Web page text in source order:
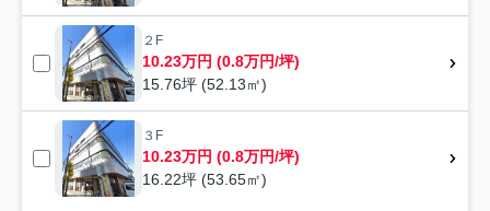
２F
10.23万円 (0.8万円/坪)
15.76坪 (52.13㎡)
３F
10.23万円 (0.8万円/坪)
16.22坪 (53.65㎡)